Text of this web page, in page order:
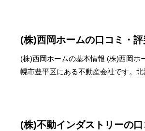
(株)西岡ホームの口コミ・
(株)西岡ホームの基本情報 (株)西岡ホ
幌市豊平区にある不動産会社です。
(株)不動インダストリーの